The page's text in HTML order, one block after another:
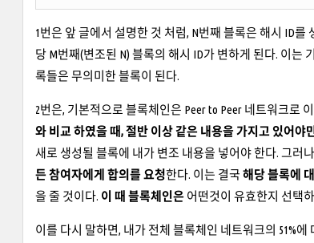
1번은 앞 글에서 설명한 것 처럼, N번째 블록은 해시 ID
당 M번째(변조된 N) 블록의 해시 ID가 변하게 된다. 이는
록들은 무의미한 블록이 된다.
2번은, 기본적으로 블록체인은 Peer to Peer 네트워크로
와 비교 하였을 때, 절반 이상 같은 내용을 가지고 있어야
새로 생성될 블록에 내가 변조 내용을 넣어야 한다. 그러나
든 참여자에게 합의를 요청한다. 이는 결국 해당 블록에
을 줄 것이다. 이 때 블록체인은 어떤것이 유효한지 선택
이를 다시 말하면, 내가 전체 블록체인 네트워크의 51%